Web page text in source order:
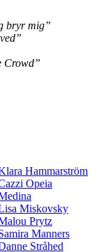
bryr mig”
Crowd”
Hammarström
Opeia
Miskovsky
Prytz
Manners
Stråhed